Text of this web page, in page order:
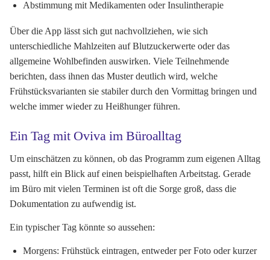
Abstimmung mit Medikamenten oder Insulintherapie
Über die App lässt sich gut nachvollziehen, wie sich
unterschiedliche Mahlzeiten auf Blutzuckerwerte oder das
allgemeine Wohlbefinden auswirken. Viele Teilnehmende
berichten, dass ihnen das Muster deutlich wird, welche
Frühstücksvarianten sie stabiler durch den Vormittag bringen und
welche immer wieder zu Heißhunger führen.
Ein Tag mit Oviva im Büroalltag
Um einschätzen zu können, ob das Programm zum eigenen Alltag
passt, hilft ein Blick auf einen beispielhaften Arbeitstag. Gerade
im Büro mit vielen Terminen ist oft die Sorge groß, dass die
Dokumentation zu aufwendig ist.
Ein typischer Tag könnte so aussehen:
Morgens: Frühstück eintragen, entweder per Foto oder kurzer